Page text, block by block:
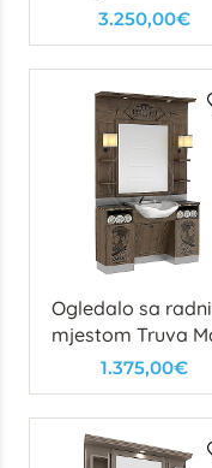
3.250,00€
Ogledalo sa
mjestom Truva
Light/Dark/Grey
1.375,00€